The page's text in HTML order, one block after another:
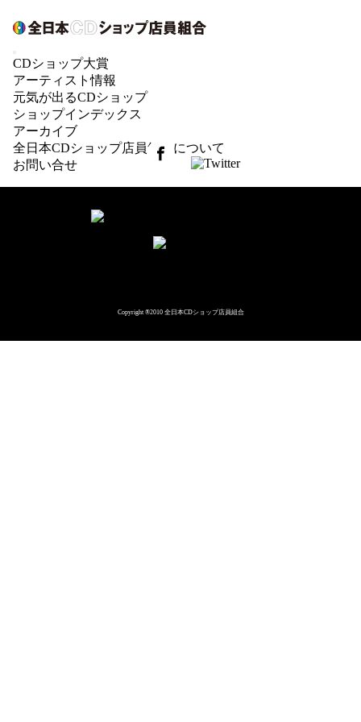
CDショップ大賞
アーティスト情報
元気が出るCDショップ
ショップインデックス
アーカイブ
全日本CDショップ店員組合について
お問い合せ
CDショップ大賞の展開写真をご紹介するPOP大賞
2015！エントリー#39 新星堂豊橋店さん！
Copyright ®2010 全日本CDショップ店員組合